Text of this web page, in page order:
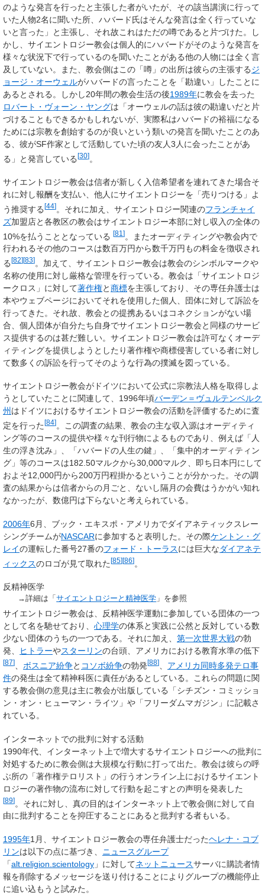
のような発言を行ったと主張した者がいたが、その該当講演に行って
いた人物2名に聞いた所、ハバード氏はそんな発言は全く行っていな
いと言った」と主張し、それ故これはただの噂であると片づけた。し
かし、サイエントロジー教会は個人的にハバードがそのような発言を
様々な状況下で行っているのを聞いたことがある他の人物には全く言
及していない。また、教会側はこの「噂」の出所は彼らの主張するジ
ョージ・オーウェルがハバードの言ったことを「勘違い」したことに
あるとされる。しかし20年間の教会生活の後1989年に教会を去った
ロバート・ヴォーン・ヤングは「オーウェルの話は彼の勘違いだと片
づけることもできるかもしれないが、実際私はハバードの裕福になる
ためには宗教を創始するのが良いという類いの発言を聞いたことのあ
る、彼がSF作家として活動していた頃の友人3人に会ったことがあ
る」と発言している[30]。
サイエントロジー教会は信者が新しく入信希望者を連れてきた場合そ
れに対し報酬を支払い、他人にサイエントロジーを「売りつける」よ
う推奨する[44]。それに加え、サイエントロジー関連のフランチャイ
ズ加盟店と各教区の教会はサイエントロジー本部に対し収入の全体の
10%を払うこととなっている [81 ]
。またオーディティングや教会内で
行われるその他のコースは数百万円から数千万円もの料金を徴収され
る [82][83] 。加えて、サイエントロジー教会は教会のシンボルマークや
名称の使用に対し厳格な管理を行っている。教会は「サイエントロジ
ークロス」に対して著作権と商標を主張しており、その専任弁護士は
本やウェブページにおいてそれを使用した個人、団体に対して訴訟を
行ってきた。それ故、教会との提携あるいはコネクションがない場
合、個人団体が自分たち自身でサイエントロジー教会と同様のサービ
ス提供するのは甚だ難しい。サイエントロジー教会は許可なくオーデ
ィティングを提供しようとしたり著作権や商標侵害している者に対し
て数多くの訴訟を行ってそのような行為の撲滅を図っている。
サイエントロジー教会がドイツにおいて公式に宗教法人格を取得しよ
うとしていたことに関連して、1996年頃バーデン＝ヴュルテンベルク
州 はドイツにおけるサイエントロジー教会の活動を評価するために査
定を行った [84] 。この調査の結果、教会の主な収入源はオーディティ
ング等のコースの提供や様々な刊行物によるものであり、例えば「人
生の浮き沈み」、「ハバードの人生の鍵」、「集中的オーディティン
グ」等のコースは182.50マルクから30,000マルク、即ち日本円にして
およそ12,000円から200万円程掛かるということが分かった。その調
査の結果からは信者からの月ごと、ないし隔月の会費はうかがい知れ
なかったが、数億円は下らないと考えられている。
2006年6月、ブック・エキスポ・アメリカでダイアネティックスレー
シングチームがNASCARに参加すると表明した。その際ケントン・グ
レイの運転した番号27番のフォード・トーラスには巨大なダイアネテ
ィックスのロゴが見て取れた[85][86]。
反精神医学
→詳細は「サイエントロジーと精神医学 」を参照
サイエントロジー教会は、反精神医学運動に参加している団体の一つ
として名を馳せており、 心理学の体系と実践に公然と反対している数
少ない団体のうちの一つである。それに加え、 第一次世界大戦の勃
発、
ヒトラーやスターリンの台頭、アメリカにおける教育水準の低下
[87] ボスニア紛争と コソボ紛争の勃発[88]
アメリカ同時多発テロ事
件の発生は全て精神科医に責任があるとしている。これらの問題に関
する教会側の意見は主に教会が出版している「シチズン・コミッショ
ン・オン・ヒューマン・ライツ」や「フリーダムマガジン」に記載さ
れている。
インターネットでの批判に対する活動
1990年代、インターネット上で増大するサイエントロジーへの批判に
対処するために教会側は大規模な行動に打って出た。教会は彼らの呼
ぶ所の「著作権テロリスト」の行うオンライン上におけるサイエント
ロジーの著作物の流布に対して行動を起こすとの声明を発表した
[89]
。それに対し、真の目的はインターネット上で教会側に対して自
由に批判することを抑圧することにあると批判する者もいる。
1995年1月、サイエントロジー教会の専任弁護士だったヘレナ・コブ
リンは以下の点に基づき、 ニュースグループ
「alt.religion.scientology 」に対してネットニュースサーバに購読者情
報を削除するメッセージを送り付けることによりグループの機能停止
に追い込もうと試みた。